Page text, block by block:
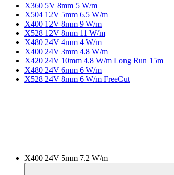
X360 5V 8mm 5 W/m
X504 12V 5mm 6.5 W/m
X400 12V 8mm 9 W/m
X528 12V 8mm 11 W/m
X480 24V 4mm 4 W/m
X400 24V 3mm 4.8 W/m
X420 24V 10mm 4.8 W/m Long Run 15m
X480 24V 6mm 6 W/m
X528 24V 8mm 6 W/m FreeCut
X400 24V 5mm 7.2 W/m